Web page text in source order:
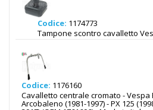
Codice: 1174773
Tampone scontro cavalletto
Codice: 1176160
Cavalletto centrale cromato - Vespa
Arcobaleno (1981-1997) - PX 125